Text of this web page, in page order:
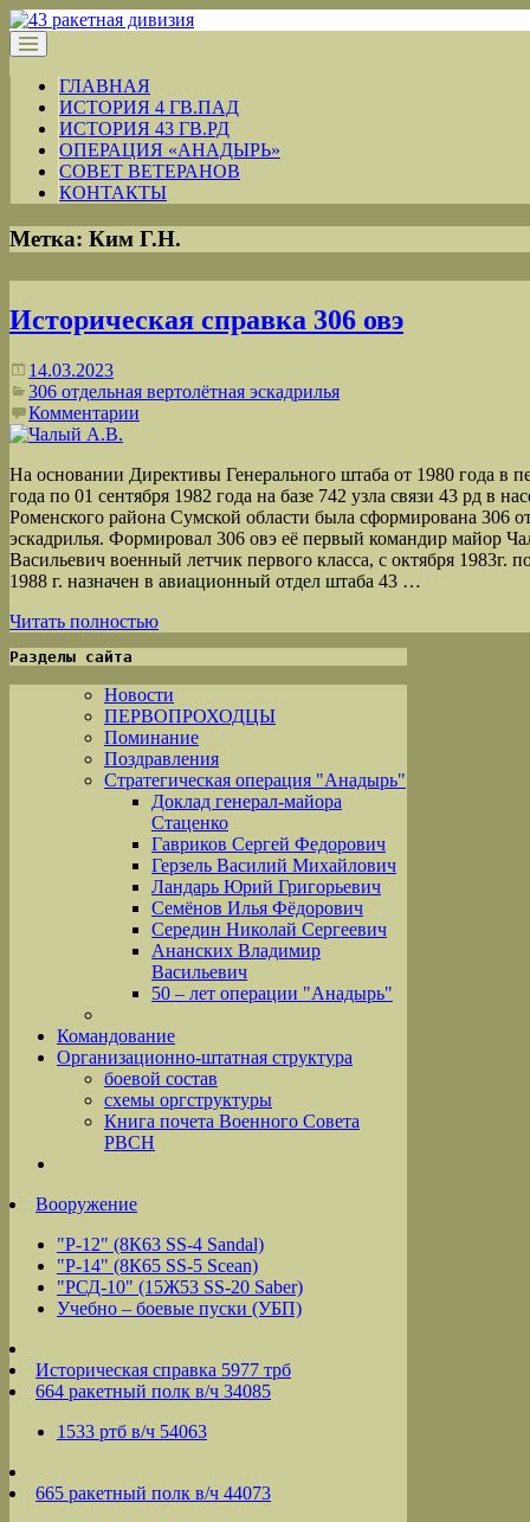
ГЛАВНАЯ
ИСТОРИЯ 4 ГВ.ПАД
ИСТОРИЯ 43 ГВ.РД
ОПЕРАЦИЯ «АНАДЫРЬ»
СОВЕТ ВЕТЕРАНОВ
КОНТАКТЫ
Метка: Ким Г.Н.
Историческая справка 306 овэ
14.03.2023
306 отдельная вертолётная эскадрилья
Комментарии
На основании Директивы Генерального штаба от 1980 года в
года по 01 сентября 1982 года на базе 742 узла связи 43 рд в
Роменского района Сумской области была сформирована 306
эскадрилья. Формировал 306 овэ её первый командир майор
Васильевич военный летчик первого класса, с октября 1983г.
1988 г. назначен в авиационный отдел штаба 43 …
Читать полностью
Разделы сайта
Новости
ПЕРВОПРОХОДЦЫ
Поминание
Поздравления
Стратегическая операция "Анадырь"
Доклад генерал-майора
Стаценко
Гавриков Сергей Федорович
Герзель Василий Михайлович
Ландарь Юрий Григорьевич
Семёнов Илья Фёдорович
Середин Николай Сергеевич
Ананских Владимир
Васильевич
50 – лет операции "Анадырь"
Командование
Организационно-штатная структура
боевой состав
схемы оргструктуры
Книга почета Военного Совета
РВСН
Вооружение
"Р-12" (8К63 SS-4 Sandal)
"Р-14" (8К65 SS-5 Scean)
"РСД-10" (15Ж53 SS-20 Saber)
Учебно – боевые пуски (УБП)
Историческая справка 5977 трб
664 ракетный полк в/ч 34085
1533 ртб в/ч 54063
665 ракетный полк в/ч 44073